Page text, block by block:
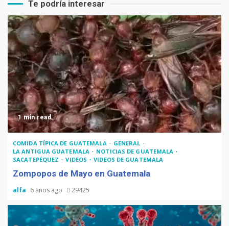
Te podría interesar
1 min read
COMIDA TÍPICA DE GUATEMALA
GENERAL
LA ANTIGUA GUATEMALA
NOTICIAS DE GUATEMALA
SACATEPÉQUEZ
VIDEOS VIDEOS DE GUATEMALA
Zompopos de Mayo en Guatemala
alfa 6 años ago 29425